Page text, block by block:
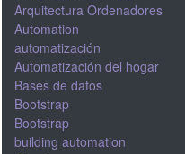
Arquitectura Ordenadores
Automation
automatización
Automatización del hogar
Bases de datos
Bootstrap
Bootstrap
building automation